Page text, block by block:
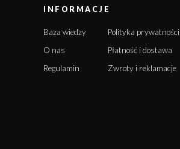
INFORMACJE
Baza wiedzy
O nas
Regulamin
Polityka prywatności
Płatność i dostawa
Zwroty i reklamacje